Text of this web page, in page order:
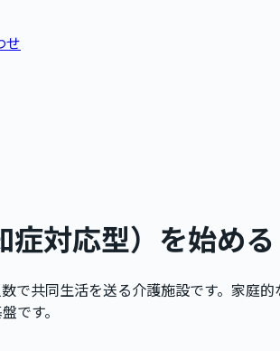
せ
対応型） を始め
で共同生活を送る介護施設です。家庭
です。